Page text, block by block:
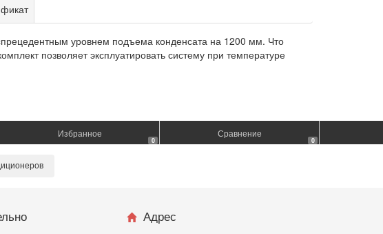
уровнем подъема конденсата на 1200 мм. Что
позволяет эксплуатировать систему при температуре
Избранное
0
Сравнение
0
Адрес